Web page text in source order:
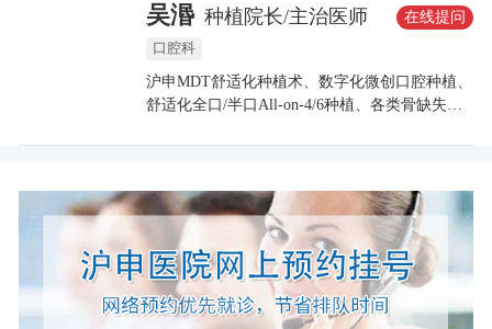
吴湣 种植院长/主治医师
口腔科
沪申MDT舒适化种植术、数字化微创口腔种植、
舒适化全口/半口All-on-4/6种植、各类骨缺失种
在线提问